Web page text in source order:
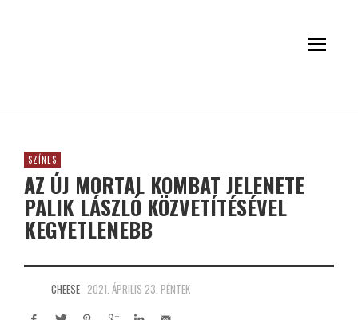
SZÍNES
AZ ÚJ MORTAL KOMBAT JELENETE
PALIK LÁSZLÓ KÖZVETÍTÉSÉVEL
KEGYETLENEBB
CHEESE 2021. ÁPRILIS 23. PÉNTEK